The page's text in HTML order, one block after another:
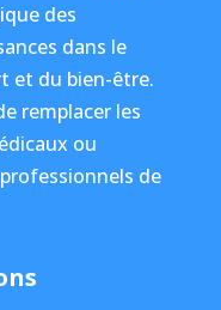
des
dans le
et du bien-être.
remplacer les
ou
de